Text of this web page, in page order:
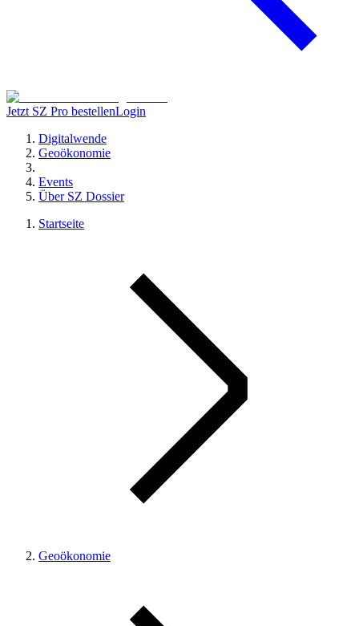
Jetzt SZ Pro bestellenLogin
Digitalwende
Geoökonomie
Events
Über SZ Dossier
Startseite
Geoökonomie